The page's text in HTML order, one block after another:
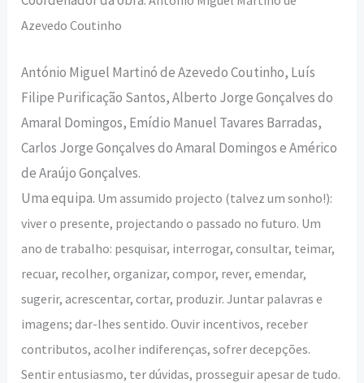
Azevedo Coutinho
António Miguel Martinó de Azevedo Coutinho, Luís
Filipe Purificação Santos, Alberto Jorge Gonçalves do
Amaral Domingos, Emídio Manuel Tavares Barradas,
Carlos Jorge Gonçalves do Amaral Domingos e Américo
de Araújo Gonçalves.
Uma equipa. Um assumido projecto (talvez um sonho!):
viver o presente, projectando o passado no futuro. Um
ano de trabalho: pesquisar, interrogar, consultar, teimar,
recuar, recolher, organizar, compor, rever, emendar,
sugerir, acrescentar, cortar, produzir. Juntar palavras e
imagens; dar-lhes sentido. Ouvir incentivos, receber
contributos, acolher indiferenças, sofrer decepções.
Sentir entusiasmo, ter dúvidas, prosseguir apesar de tudo.